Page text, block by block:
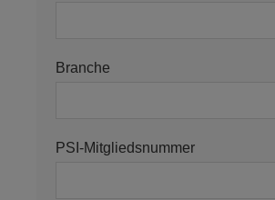
Branche
PSI-Mitgliedsnummer